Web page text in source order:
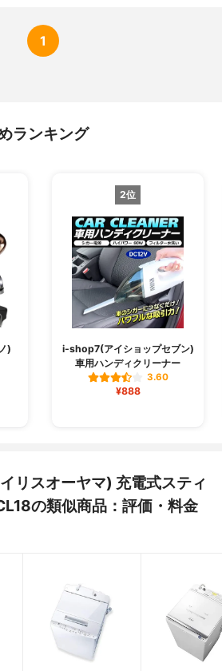
1
ランキング
)
2位
i-shop7(アイショップセブン)
車用ハンディクリーナー
3.60
¥888
リスオーヤマ) 充電式スティ
の類似商品：評価・料金